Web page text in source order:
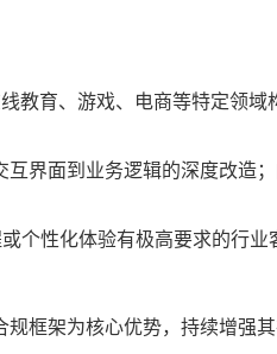
教育、游戏、电商等特定领域
界面到业务逻辑的深度改造
个性化体验有极高要求的行业
框架为核心优势，持续增强